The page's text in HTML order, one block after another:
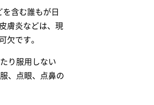
含む誰もが日
膚炎などは、現
欠です。
り服用しない
、点眼、点鼻の